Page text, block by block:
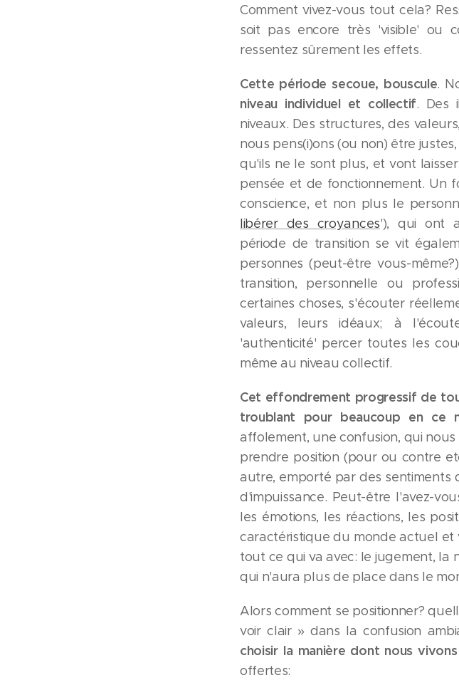
Comment vivez-vous tout cela?
soit pas encore très 'visible' ou
ressentez sûrement les effets.
Cette période secoue, bouscule.
niveau individuel et collectif. Des
niveaux. Des structures, des
nous pens(i)ons (ou non) être
qu'ils ne le sont plus, et vont
pensée et de fonctionnement. Un
conscience, et non plus le
libérer des croyances'), qui ont
période de transition se vit
personnes (peut-être vous-
transition, personnelle ou
certaines choses, s'écouter
valeurs, leurs idéaux; à
'authenticité' percer toutes les
même au niveau collectif.
Cet effondrement progressif de
troublant pour beaucoup en ce
affolement, une confusion, qui
prendre position (pour ou contre
autre, emporté par des sentiments
d'impuissance. Peut-être l'avez-
les émotions, les réactions, les
caractéristique du monde actuel
tout ce qui va avec: le jugement, la
qui n'aura plus de place dans le
Alors comment se positionner?
voir clair » dans la confusion
choisir la manière dont nous
offertes: